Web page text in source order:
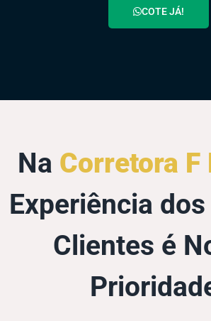
COTE JÁ!
Na Corretora F
Experiência
Clientes é